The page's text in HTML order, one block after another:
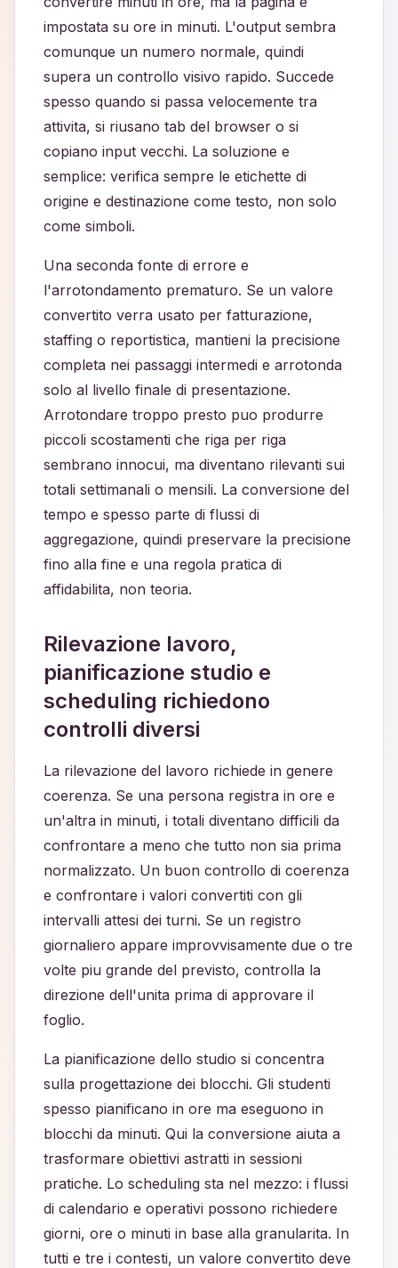
impostata su ore in minuti. L'output sembra
comunque un numero normale, quindi
supera un controllo visivo rapido. Succede
spesso quando si passa velocemente tra
attivita, si riusano tab del browser o si
copiano input vecchi. La soluzione e
semplice: verifica sempre le etichette di
origine e destinazione come testo, non solo
come simboli.
Una seconda fonte di errore e
l'arrotondamento prematuro. Se un valore
convertito verra usato per fatturazione,
staffing o reportistica, mantieni la precisione
completa nei passaggi intermedi e arrotonda
solo al livello finale di presentazione.
Arrotondare troppo presto puo produrre
piccoli scostamenti che riga per riga
sembrano innocui, ma diventano rilevanti sui
totali settimanali o mensili. La conversione del
tempo e spesso parte di flussi di
aggregazione, quindi preservare la precisione
fino alla fine e una regola pratica di
affidabilita, non teoria.
Rilevazione lavoro,
pianificazione studio e
scheduling richiedono
controlli diversi
La rilevazione del lavoro richiede in genere
coerenza. Se una persona registra in ore e
un'altra in minuti, i totali diventano difficili da
confrontare a meno che tutto non sia prima
normalizzato. Un buon controllo di coerenza
e confrontare i valori convertiti con gli
intervalli attesi dei turni. Se un registro
giornaliero appare improvvisamente due o tre
volte piu grande del previsto, controlla la
direzione dell'unita prima di approvare il
foglio.
La pianificazione dello studio si concentra
sulla progettazione dei blocchi. Gli studenti
spesso pianificano in ore ma eseguono in
blocchi da minuti. Qui la conversione aiuta a
trasformare obiettivi astratti in sessioni
pratiche. Lo scheduling sta nel mezzo: i flussi
di calendario e operativi possono richiedere
giorni, ore o minuti in base alla granularita. In
tutti e tre i contesti, un valore convertito deve